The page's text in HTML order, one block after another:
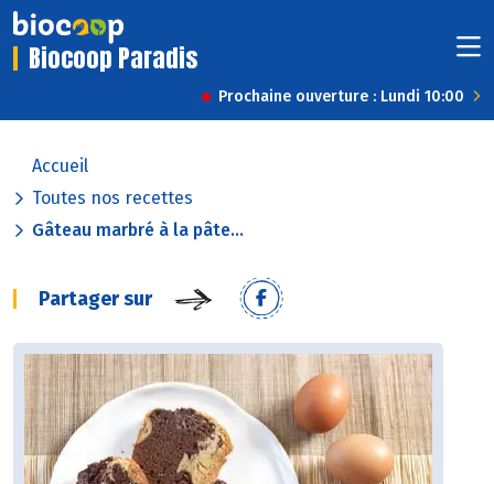
Biocoop Paradis
Prochaine ouverture : Lundi 10:00
Accueil
Toutes nos recettes
Gâteau marbré à la pâte...
Partager sur